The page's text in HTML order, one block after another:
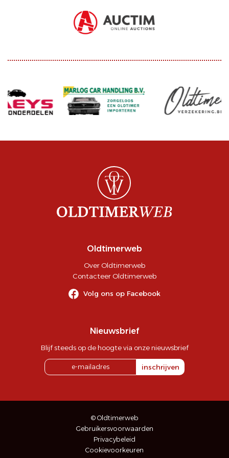
Oldtimerweb
Over Oldtimerweb
Contacteer Oldtimerweb
Volg ons op Facebook
Nieuwsbrief
Blijf steeds op de hoogte via onze nieuwsbrief
inschrijven
© Oldtimerweb
Gebruikersvoorwaarden
Privacybeleid
Cookievoorkeuren